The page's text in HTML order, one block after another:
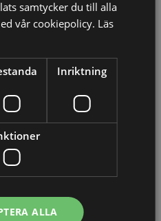
/ TT
Lexnov
hjälp?
direkt via knappen nedan.
samtycker du till alla
vår cookiepolicy. Läs
Inriktning
ALLA